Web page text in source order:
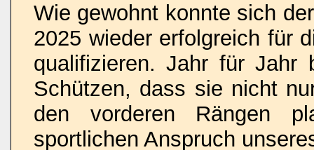
Wie gewohnt konnte sich
2025 wieder erfolgreich für
qualifizieren. Jahr für Jahr
Schützen, dass sie nicht
den vorderen Rängen
sportlichen Anspruch